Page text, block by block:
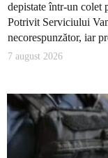
depistate într-un colet
Potrivit Serviciului
necorespunzător, iar
7 august 2026